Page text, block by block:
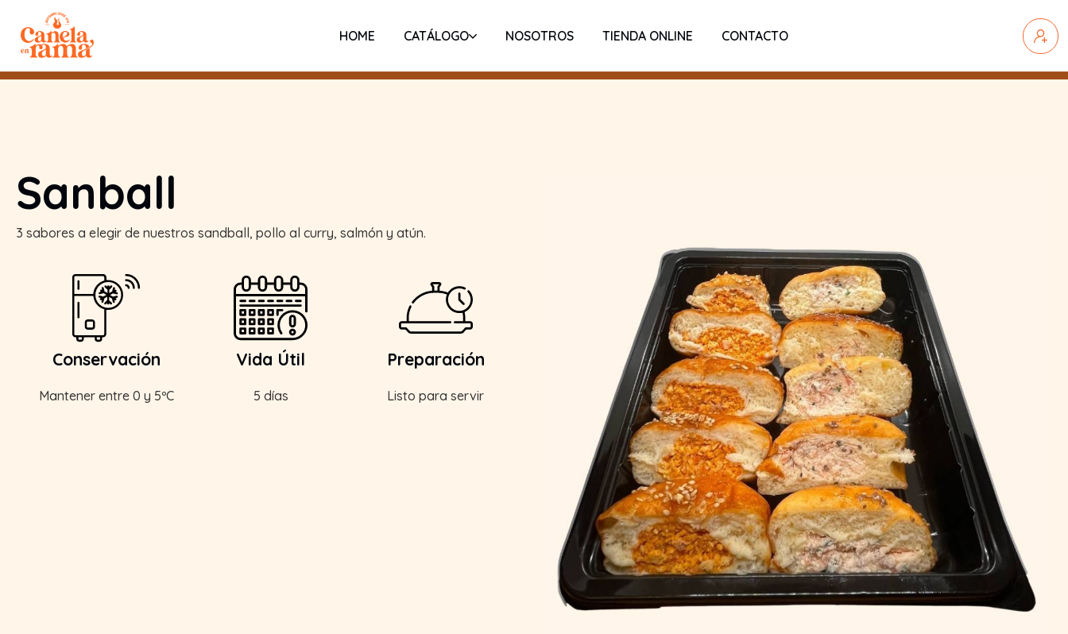
HOME CATÁLOGO NOSOTROS TIENDA ONLINE CONTACTO
Sanball
3 sabores a elegir de nuestros sandball, pollo al curry, salmón y atún.
Conservación
Mantener entre 0 y 5ºC
Vida Útil
5 días
Preparación
Listo para servir